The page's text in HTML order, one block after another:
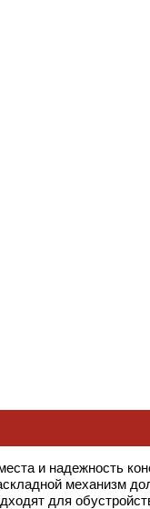
и надежность
механизм
для